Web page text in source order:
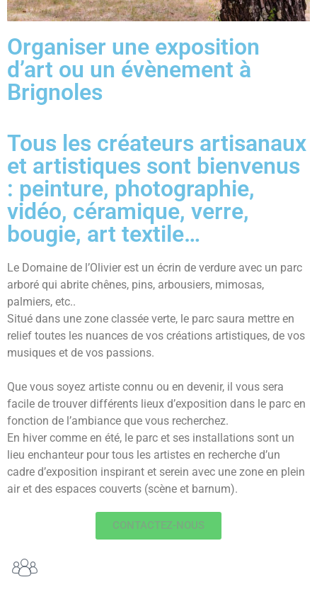
Organiser une exposition
d’art ou un évènement à
Brignoles
Tous les créateurs artisanaux
et artistiques sont bienvenus
: peinture, photographie,
vidéo, céramique, verre,
bougie, art textile…
Le Domaine de l’Olivier est un écrin de verdure avec un parc
arboré qui abrite chênes, pins, arbousiers, mimosas,
palmiers, etc..
Situé dans une zone classée verte, le parc saura mettre en
relief toutes les nuances de vos créations artistiques, de vos
musiques et de vos passions.
Que vous soyez artiste connu ou en devenir, il vous sera
facile de trouver différents lieux d’exposition dans le parc en
fonction de l’ambiance que vous recherchez.
En hiver comme en été, le parc et ses installations sont un
lieu enchanteur pour tous les artistes en recherche d’un
cadre d’exposition inspirant et serein avec une zone en plein
air et des espaces couverts (scène et barnum).
CONTACTEZ-NOUS